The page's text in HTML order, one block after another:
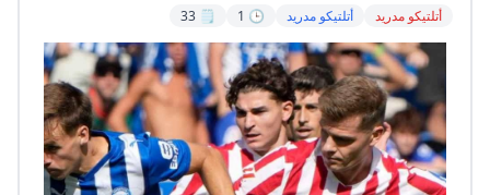
أتلتيكو مدريد أتلتيكو مدريد 🕒 1
🗒️ 33